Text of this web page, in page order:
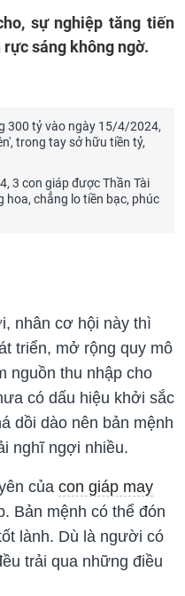
sự nghiệp tăng tiến
sáng không ngờ.
300 tỷ vào ngày 15/4/2024,
trong tay sở hữu tiền tỷ,
3 con giáp được Thần Tài
hoa, chẳng lo tiền bạc, phúc
nhân cơ hội này thì
triển, mở rộng quy mô
nguồn thu nhập cho
có dấu hiệu khởi sắc
dồi dào nên bản mệnh
nghĩ ngợi nhiều.
của con giáp may
Bản mệnh có thể đón
lành. Dù là người có
trải qua những điều